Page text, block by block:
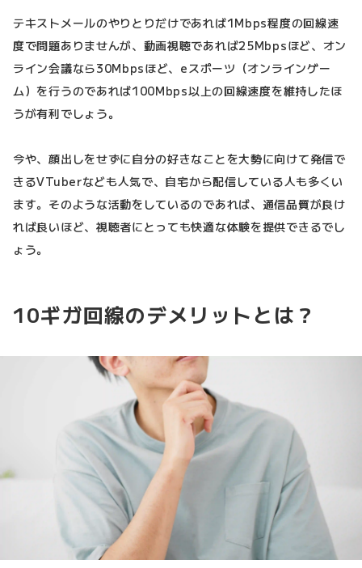
テキストメールのやりとりだけであれば1Mbps程度の回線速
度で問題ありませんが、動画視聴であれば25Mbpsほど、オン
ライン会議なら30Mbpsほど、eスポーツ（オンラインゲー
ム）を行うのであれば100Mbps以上の回線速度を維持したほ
うが有利でしょう。
今や、顔出しをせずに自分の好きなことを大勢に向けて発信で
きるVTuberなども人気で、自宅から配信している人も多くい
ます。そのような活動をしているのであれば、通信品質が良け
れば良いほど、視聴者にとっても快適な体験を提供できるでし
ょう。
10ギガ回線のデメリットとは？